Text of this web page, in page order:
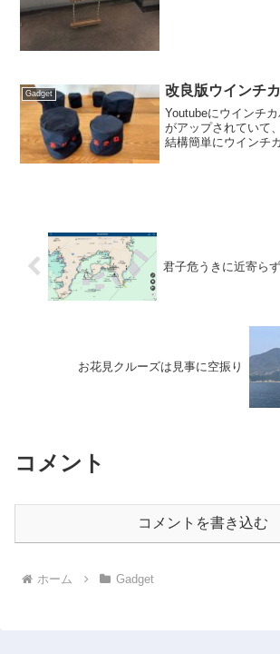
Gadget 改良版ウインチ
Youtubeにウインチ
がアップされていて
結構簡単にウインチ
君子危うきに近寄らず
お花見クルーズは見事に空振り
コメント
コメントを書き込む
ホーム Gadget